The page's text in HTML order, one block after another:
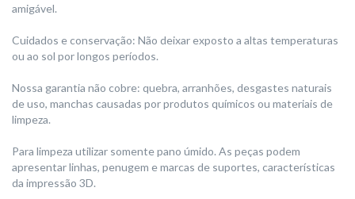
amigável.
Cuidados e conservação: Não deixar exposto a altas temperaturas
ou ao sol por longos períodos.
Nossa garantia não cobre: quebra, arranhões, desgastes naturais
de uso, manchas causadas por produtos químicos ou materiais de
limpeza.
Para limpeza utilizar somente pano úmido. As peças podem
apresentar linhas, penugem e marcas de suportes, características
da impressão 3D.